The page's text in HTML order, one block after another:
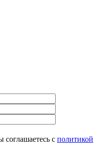
с политикой